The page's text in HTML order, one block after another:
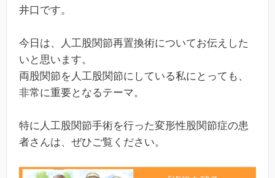
井口です。
今日は、人工股関節再置換術についてお伝えした
いと思います。
両股関節を人工股関節にしている私にとっても、
非常に重要となるテーマ。
特に人工股関節手術を行った変形性股関節症の患
者さんは、ぜひご覧ください。